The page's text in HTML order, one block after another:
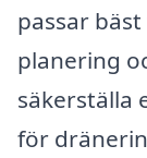
passar
planering
säkerställa
för